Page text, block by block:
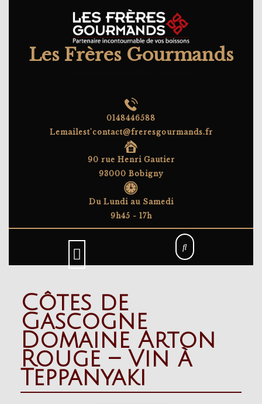
Les Frères Gourmands
0148446588
Lemailest'contact@freresgourmands.fr
90 rue Henri Gautier
93000 Bobigny
Du Lundi au Samedi
9h45 - 17h
Côtes de
Gascogne
Domaine Arton
Rouge – Vin à
Teppanyaki